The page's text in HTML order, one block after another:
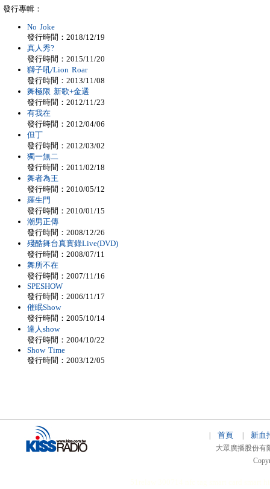
發行專輯：
No Joke
發行時間：2018/12/19
真人秀?
發行時間：2015/11/20
獅子吼/Lion Roar
發行時間：2013/11/08
舞極限 新歌+金選
發行時間：2012/11/23
有我在
發行時間：2012/04/06
但丁
發行時間：2012/03/02
獨一無二
發行時間：2011/02/18
舞者為王
發行時間：2010/05/12
羅生門
發行時間：2010/01/15
潮男正傳
發行時間：2008/12/26
殘酷舞台真實錄Live(DVD)
發行時間：2008/07/11
舞所不在
發行時間：2007/11/16
SPESHOW
發行時間：2006/11/17
催眠Show
發行時間：2005/10/14
達人show
發行時間：2004/10/22
Show Time
發行時間：2003/12/05
首頁 新血
大眾廣播股份有